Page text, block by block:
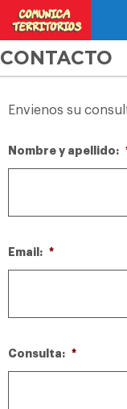
CONTACTO
Envienos su
Nombre y apellido:
Email: *
Consulta: *